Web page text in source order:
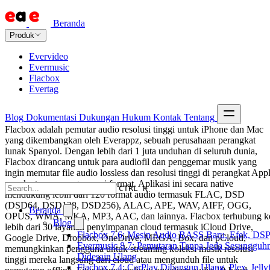
Beranda
Produk
Evervideo
Evermusic
Flacbox
Evertag
Blog Dokumentasi Dukungan Hukum Kontak Tentang
CTRL K
Beranda
Blog
Flacbox 7.6: Mesin Audio BASS Baru, Efek,
Evermusic 8.7: Pemutaran Tanpa Jeda
Didesain Ulang
Flacbox 7.4: CarPlay Dibangun Ulang, Plex,
Flacbox adalah pemutar audio resolusi tinggi untuk iPhone dan Mac
yang dikembangkan oleh Everappz, sebuah perusahaan perangkat
lunak Spanyol. Dengan lebih dari 1 juta unduhan di seluruh dunia,
Flacbox dirancang untuk para audiofil dan penggemar musik yang
ingin memutar file audio lossless dan resolusi tinggi di perangkat
mereka tanpa mengonversi format. Aplikasi ini secara native
mendukung lebih dari 120 format audio termasuk FLAC, DSD
(DSD64, DSD128, DSD256), ALAC, APE, WAV, AIFF, OGG,
OPUS, WMA, MKA, MP3, AAC, dan lainnya. Flacbox terhubung
lebih dari 30 layanan penyimpanan cloud termasuk iCloud Drive,
Google Drive, Dropbox, OneDrive, MEGA, Box, dan pCloud,
memungkinkan pengguna untuk streaming koleksi musik resolusi
tinggi mereka langsung dari cloud atau mengunduh file untuk